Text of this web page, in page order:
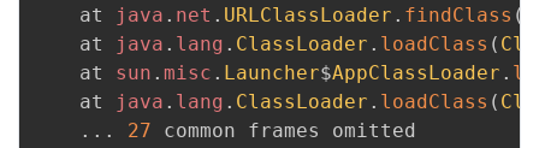
	at
java . net . URLClassLoader . findClass (
	at
java . lang . ClassLoader . loadClass (
	at
sun . misc . Launcher$AppClassLoader .
	at
java . lang . ClassLoader . loadClass (
. . . 27